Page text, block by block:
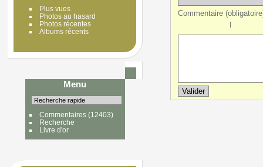
Plus vues
Photos au hasard
Photos récentes
Albums récents
Menu
Commentaires(12403)
Recherche
Livre d'or
Commentaire
|